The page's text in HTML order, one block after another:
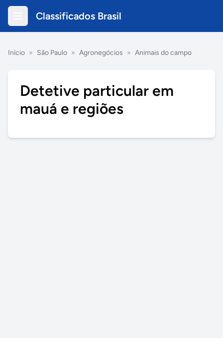
Classificados Brasil
Início » São Paulo » Agronegócios » Animais do campo
Detetive particular em
mauá e regiões